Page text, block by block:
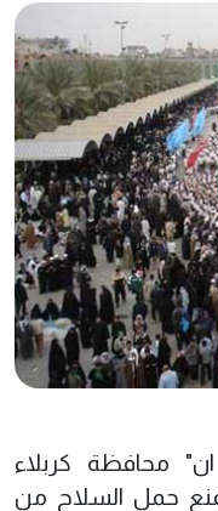
محافظة كربلاء
حمل السلاح من